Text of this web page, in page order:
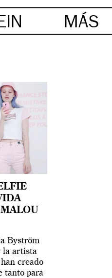
MÁS
Byström
la artista
creado
tanto para